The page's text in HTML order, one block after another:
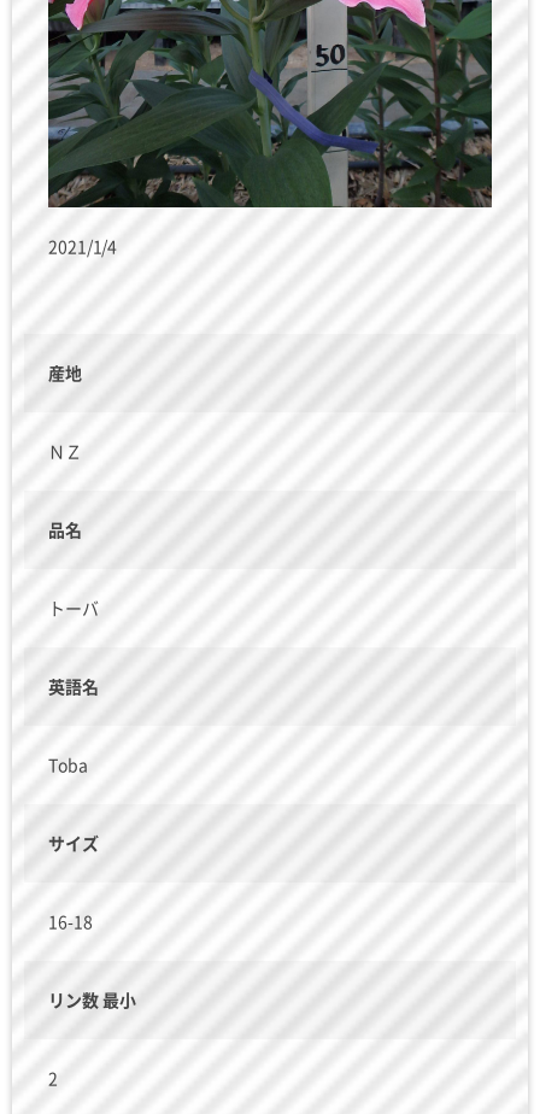
2021/1/4
産地
ＮＺ
品名
トーバ
英語名
Toba
サイズ
16-18
リン数 最小
2